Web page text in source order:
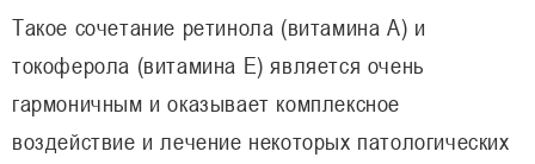
Такое сочетание ретинола (витамина А) и
токоферола (витамина Е) является очень
гармоничным и оказывает комплексное
воздействие и лечение некоторых патологических